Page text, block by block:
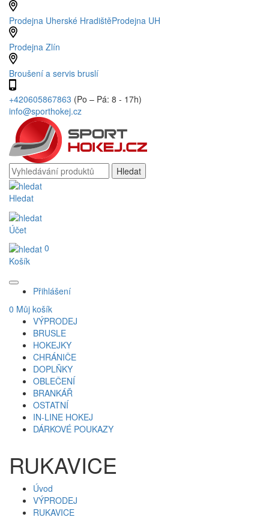
Prodejna Uherské HradištěProdejna UH
Prodejna Zlín
Broušení a servis bruslí
+420605867863 (Po – Pá: 8 - 17h)
info@sporthokej.cz
Hledat
Účet
0
Košík
Přihlášení
0 Můj košík
VÝPRODEJ
BRUSLE
HOKEJKY
CHRÁNIČE
DOPLŇKY
OBLEČENÍ
BRANKÁŘ
OSTATNÍ
IN-LINE HOKEJ
DÁRKOVÉ POUKAZY
RUKAVICE
Úvod
VÝPRODEJ
RUKAVICE